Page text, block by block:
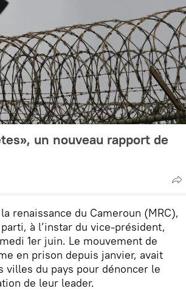
un nouveau rapport de
renaissance du Cameroun (MRC),
à l’instar du vice-président,
1er juin. Le mouvement de
en prison depuis janvier, avait
villes du pays pour dénoncer le
de leur leader.